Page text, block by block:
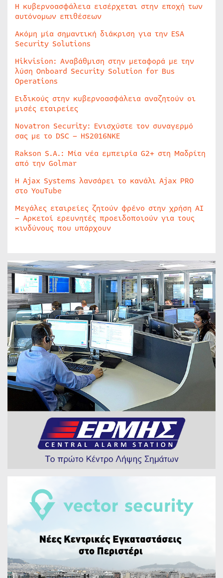
Η κυβερνοασφάλεια εισέρχεται στην εποχή των
αυτόνομων επιθέσεων
Ακόμη μία σημαντική διάκριση για την ESA
Security Solutions
Hikvision: Αναβάθμιση στην μεταφορά με την
λύση Onboard Security Solution for Bus
Operations
Ειδικούς στην κυβερνοασφάλεια αναζητούν οι
μισές εταιρείες
Novatron Security: Ενισχύστε τον συναγερμό
σας με το DSC – HS2016NKE
Rakson S.A.: Μία νέα εμπειρία G2+ στη Μαδρίτη
από την Golmar
Η Ajax Systems λανσάρει το κανάλι Ajax PRO
στο YouTube
Μεγάλες εταιρείες ζητούν φρένο στην χρήση AI
– Αρκετοί ερευνητές προειδοποιούν για τους
κινδύνους που υπάρχουν